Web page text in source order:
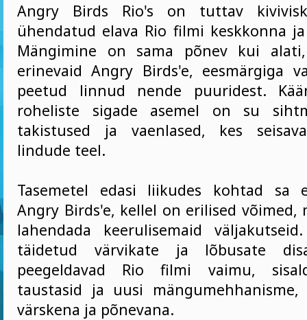
Angry Birds Rio's on tuttav
ühendatud elava Rio filmi keskkonna
Mängimine on sama põnev kui
erinevaid Angry Birds'e, eesmärgiga
peetud linnud nende puuridest.
roheliste sigade asemel on su
takistused ja vaenlased, kes
lindude teel.
Tasemetel edasi liikudes kohtad sa
Angry Birds'e, kellel on erilised võimed,
lahendada keerulisemaid
täidetud värvikate ja lõbusate
peegeldavad Rio filmi vaimu,
taustasid ja uusi
värskena ja põnevana.